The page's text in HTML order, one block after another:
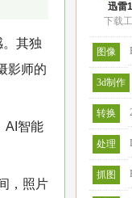
迅雷
下载
图像
3d制作
转换
处理
抓图
其独
影师的
AI智能
，照片